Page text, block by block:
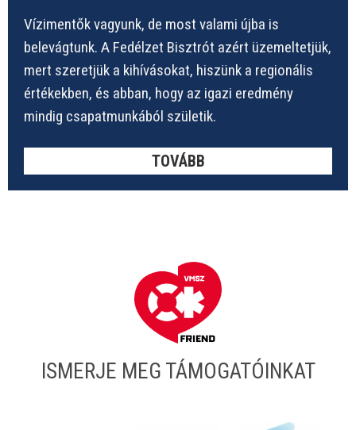
Vízimentők vagyunk, de most valami újba is
belevágtunk. A Fedélzet Bisztrót azért üzemeltetjük,
mert szeretjük a kihívásokat, hiszünk a regionális
értékekben, és abban, hogy az igazi eredmény
mindig csapatmunkából születik.
TOVÁBB
ISMERJE MEG TÁMOGATÓINKAT